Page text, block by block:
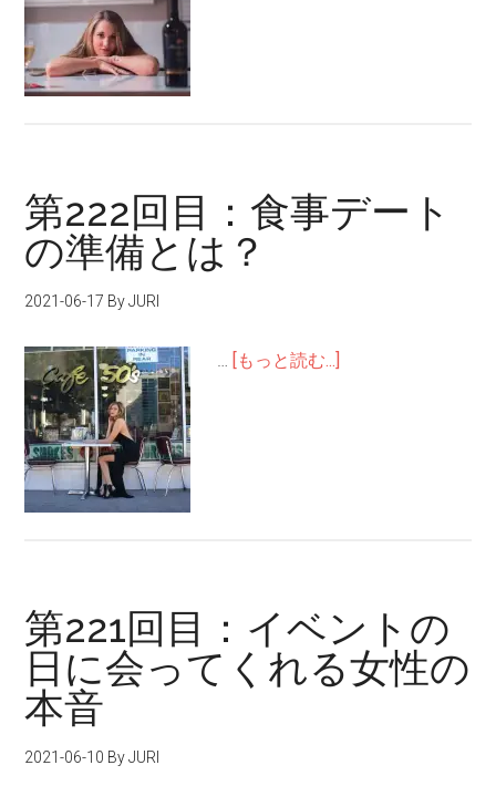
第222回目：食事デート
の準備とは？
2021-06-17 By JURI
… [もっと読む...]
第221回目：イベントの
日に会ってくれる女性の
本音
2021-06-10 By JURI